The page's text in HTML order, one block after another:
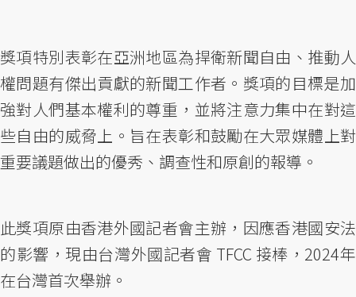
獎項特別表彰在亞洲地區為捍衛新聞自由、推動人
權問題有傑出貢獻的新聞工作者。獎項的目標是加
強對人們基本權利的尊重，並將注意力集中在對這
些自由的威脅上。旨在表彰和鼓勵在大眾媒體上對
重要議題做出的優秀、調查性和原創的報導。
此獎項原由香港外國記者會主辦，因應香港國安法
的影響，現由台灣外國記者會 TFCC 接棒，2024年
在台灣首次舉辦。